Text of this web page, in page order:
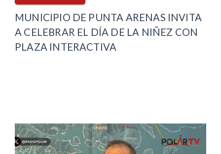
MUNICIPIO DE PUNTA ARENAS INVITA
A CELEBRAR EL DÍA DE LA NIÑEZ CON
PLAZA INTERACTIVA